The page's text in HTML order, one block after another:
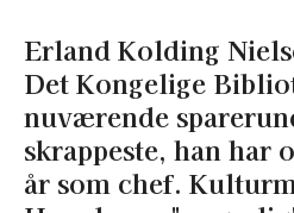
Erland Kolding
Det Kongelige
nuværende
skrappeste, han har
år som chef.